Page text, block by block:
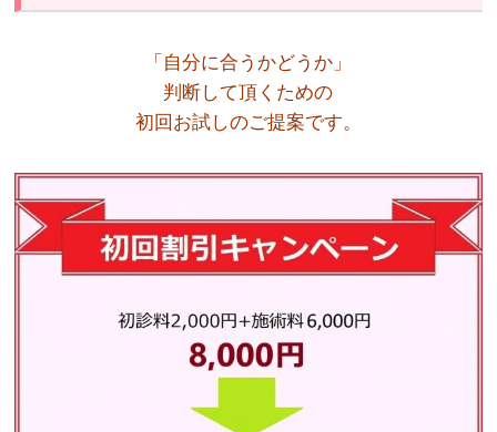
「自分に合うかどうか」
判断して頂くための
初回お試しのご提案です。